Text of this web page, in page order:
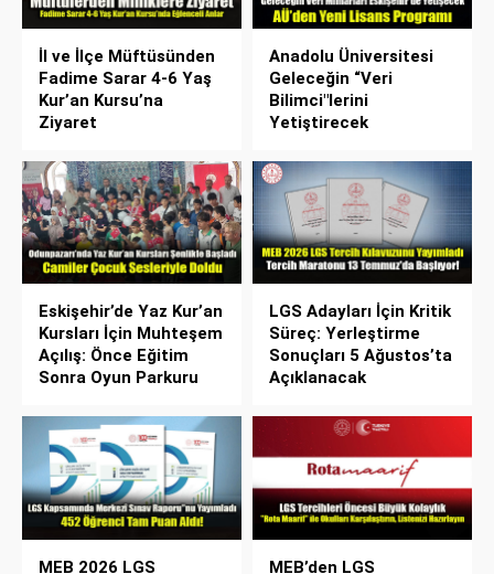
İl ve İlçe Müftüsünden
Fadime Sarar 4-6 Yaş
Kur’an Kursu’na
Ziyaret
Anadolu Üniversitesi
Geleceğin “Veri
Bilimci"lerini
Yetiştirecek
Eskişehir’de Yaz Kur’an
Kursları İçin Muhteşem
Açılış: Önce Eğitim
Sonra Oyun Parkuru
LGS Adayları İçin Kritik
Süreç: Yerleştirme
Sonuçları 5 Ağustos’ta
Açıklanacak
MEB 2026 LGS MEB’den LGS